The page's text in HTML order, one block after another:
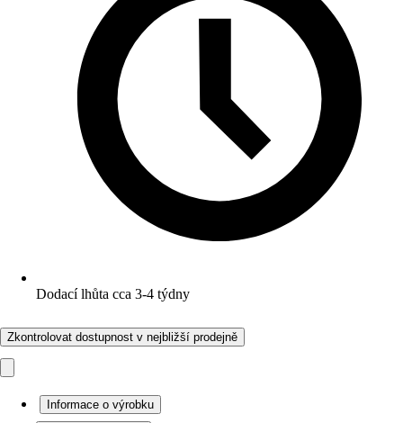
Dodací lhůta cca 3-4 týdny
Zkontrolovat dostupnost v nejbližší prodejně
Informace o výrobku